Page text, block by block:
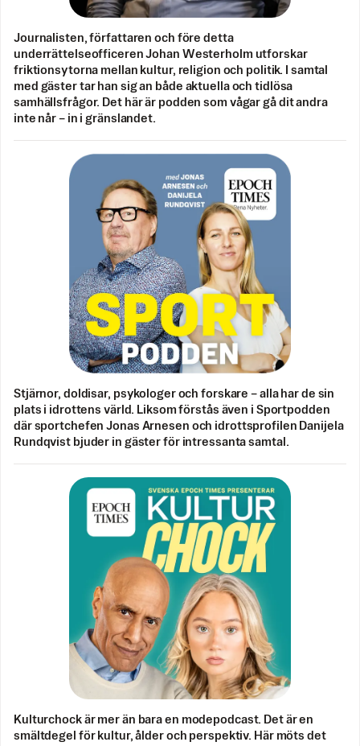
Journalisten, författaren och före detta
underrättelseofficeren Johan Westerholm utforskar
friktionsytorna mellan kultur, religion och politik. I samtal
med gäster tar han sig an både aktuella och tidlösa
samhällsfrågor. Det här är podden som vågar gå dit andra
inte når – in i gränslandet.
Stjärnor, doldisar, psykologer och forskare – alla har de sin
plats i idrottens värld. Liksom förstås även i Sportpodden
där sportchefen Jonas Arnesen och idrottsprofilen Danijela
Rundqvist bjuder in gäster för intressanta samtal.
Kulturchock är mer än bara en modepodcast. Det är en
smältdegel för kultur, ålder och perspektiv. Här möts det